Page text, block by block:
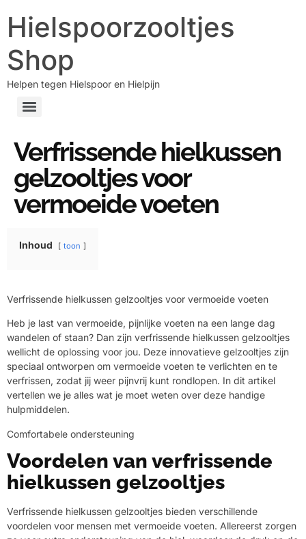
Hielspoorzooltjes
Shop
Helpen tegen Hielspoor en Hielpijn
Verfrissende hielkussen
gelzooltjes voor
vermoeide voeten
Inhoud toon
Verfrissende hielkussen gelzooltjes voor vermoeide voeten
Heb je last van vermoeide, pijnlijke voeten na een lange dag
wandelen of staan? Dan zijn verfrissende hielkussen gelzooltjes
wellicht de oplossing voor jou. Deze innovatieve gelzooltjes zijn
speciaal ontworpen om vermoeide voeten te verlichten en te
verfrissen, zodat jij weer pijnvrij kunt rondlopen. In dit artikel
vertellen we je alles wat je moet weten over deze handige
hulpmiddelen.
Comfortabele ondersteuning
Voordelen van verfrissende
hielkussen gelzooltjes
Verfrissende hielkussen gelzooltjes bieden verschillende
voordelen voor mensen met vermoeide voeten. Allereerst zorgen